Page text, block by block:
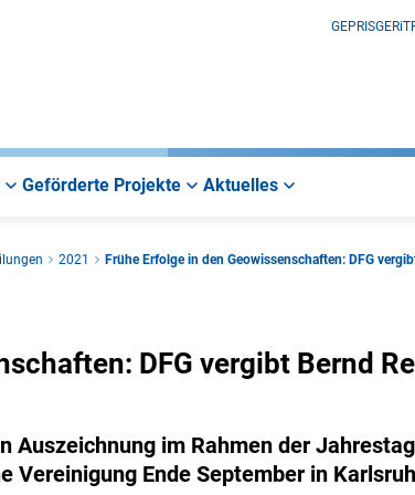
GEPRISGERiT
Geförderte Projekte Aktuelles
2021 Frühe Erfolge in den Geowissenschaften: DFG
DFG vergibt Bernd
Auszeichnung im Rahmen der
Vereinigung Ende September in